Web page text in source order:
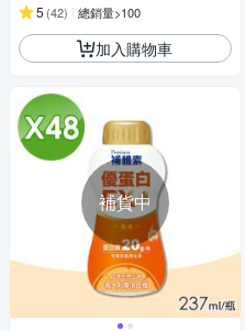
5 (42) 總銷量>100
加入購物車
補貨中